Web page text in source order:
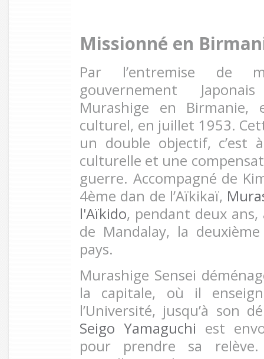
Missionné en
Par l’entremise de
gouvernement
Murashige en Birmanie,
culturel, en juillet 1953.
un double objectif, c’est
culturelle et une
guerre. Accompagné de
4ème dan de l’Aïkikaï,
l'Aïkido, pendant deux ans,
de Mandalay, la
pays.
Murashige Sensei
la capitale, où il
l’Université, jusqu’à son
Seigo Yamaguchi est
pour prendre sa